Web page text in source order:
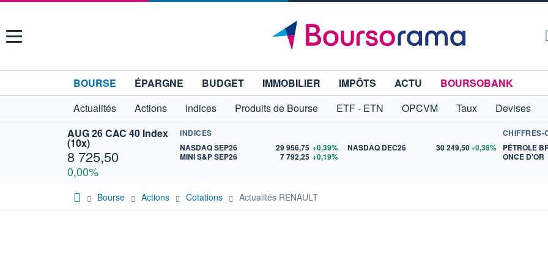
Menu
BOURSE ÉPARGNE BUDGET IMMOBILIER IMPÔTS ACTU
BOURSOBANK
Actualités
Actions Indices Produits de Bourse ETF - ETN OPCVM Taux Devises
AUG 26 CAC 40 Index
(10x)
8 725,50
0,00%
INDICES
NASDAQ SEP26
29 956,75 +0,39%
MINI S&P SEP26
7 792,25 +0,19%
NASDAQ DEC26 30 249,50+0,38%
CHIFFRES-
PÉTROLE
ONCE D'OR
Bourse Actions Cotations Actualités RENAULT